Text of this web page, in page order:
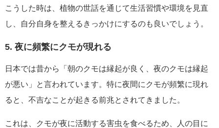
こうした時は、植物の世話を通じて生活習慣や環境を見直
し、自分自身を整えるきっかけにするのも良いでしょう。
5. 夜に頻繁にクモが現れる
日本では昔から「朝のクモは縁起が良く、夜のクモは縁起
が悪い」と言われています。特に夜間にクモが頻繁に現れ
ると、不吉なことが起きる前兆とされてきました。
これは、クモが夜に活動する害虫を食べるため、人の目に